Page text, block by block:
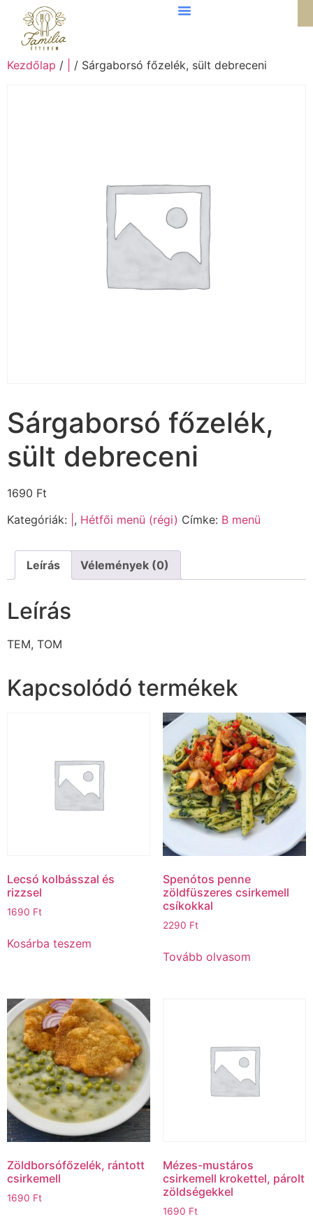
Kezdőlap / / Sárgaborsó főzelék, sült debreceni
Sárgaborsó főzelék,
sült debreceni
1690 Ft
Kategóriák: , Hétfői menü (régi) Címke: B menü
Leírás Vélemények (0)
Leírás
TEM, TOM
Kapcsolódó termékek
Lecsó kolbásszal és
rizzsel
1690 Ft
Kosárba teszem
Spenótos penne
zöldfüszeres csirkemell
csíkokkal
2290 Ft
Tovább olvasom
Zöldborsófőzelék, rántott
csirkemell
1690 Ft
Mézes-mustáros
csirkemell krokettel, párolt
zöldségekkel
1690 Ft